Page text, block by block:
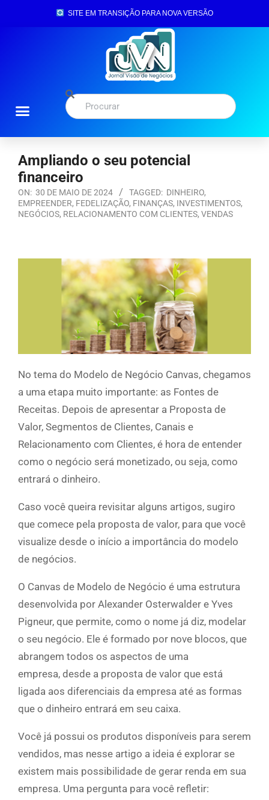
SITE EM TRANSIÇÃO PARA NOVA VERSÃO
Ampliando o seu potencial
financeiro
ON: 30 DE MAIO DE 2024 TAGGED: DINHEIRO,
EMPREENDER, FEDELIZAÇÃO, FINANÇAS, INVESTIMENTOS,
NEGÓCIOS, RELACIONAMENTO COM CLIENTES, VENDAS
No tema do Modelo de Negócio Canvas, chegamos
a uma etapa muito importante: as Fontes de
Receitas. Depois de apresentar a Proposta de
Valor, Segmentos de Clientes, Canais e
Relacionamento com Clientes, é hora de entender
como o negócio será monetizado, ou seja, como
entrará o dinheiro.
Caso você queira revisitar alguns artigos, sugiro
que comece pela proposta de valor, para que você
visualize desde o início a importância do modelo
de negócios.
O Canvas de Modelo de Negócio é uma estrutura
desenvolvida por Alexander Osterwalder e Yves
Pigneur, que permite, como o nome já diz, modelar
o seu negócio. Ele é formado por nove blocos, que
abrangem todos os aspectos de uma
empresa, desde a proposta de valor que está
ligada aos diferenciais da empresa até as formas
que o dinheiro entrará em seu caixa.
Você já possui os produtos disponíveis para serem
vendidos, mas nesse artigo a ideia é explorar se
existem mais possibilidade de gerar renda em sua
empresa. Uma pergunta para você refletir: